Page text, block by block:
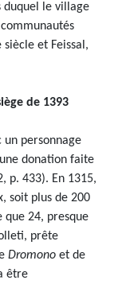
duquel le village
et Feissal,
de 1393
un personnage
donation faite
p. 433). En 1315,
soit plus de 200
que 24, presque
prête
Dromono et de
être